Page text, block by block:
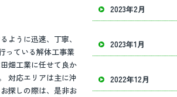
ように迅速、丁寧、
っている解体工事業
畑工業に任せて良か
対応エリアは主に沖
探しの際は、是非お
2023年2月
2023年1月
2022年12月